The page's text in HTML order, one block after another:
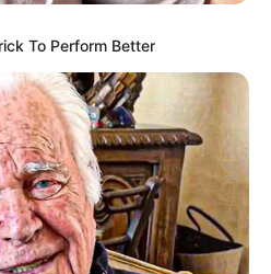
της.
το δικαστήριο
διέταξε
των
επόμενη δικάσιμο στις
To Perform Better